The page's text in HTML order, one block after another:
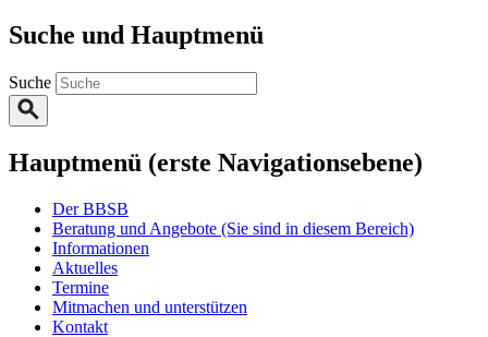
Suche und Hauptmenü
Suche
Hauptmenü (erste Navigationsebene)
Der BBSB
Beratung und Angebote (Sie sind in diesem Bereich)
Informationen
Aktuelles
Termine
Mitmachen und unterstützen
Kontakt